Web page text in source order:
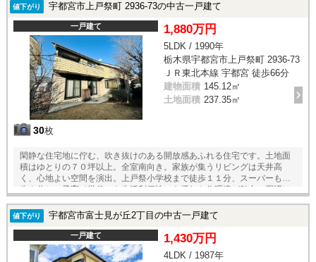
値下がり 宇都宮市上戸祭町 2936-73の中古一戸建て
一戸建て
30枚
1,880万円
5LDK / 1990年
栃木県宇都宮市上戸祭町 2936-73
ＪＲ東北本線 宇都宮 徒歩66分
建物面積 145.12㎡
土地面積 237.35㎡
閑静な住宅地に佇む、吹き抜けのある開放感あふれる住宅です。土地面
積はゆとりの７０坪以上。全室南向き。家族が集うリビングは天井高
く、心地よい空間を演出。上戸祭小学校まで徒歩１１分、スーパーも徒
歩９分と、子育て世代にも生活利便性にも優れた住環境が魅力。周辺は
値下がり 宇都宮市富士見が丘2丁目の中古一戸建て
一戸建て 1,430万円
4LDK / 1987年